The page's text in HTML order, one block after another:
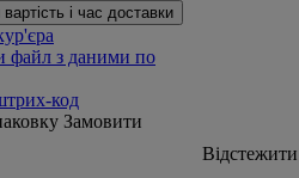
і час доставки
файл з даними по
код
Замовити
Відстежити